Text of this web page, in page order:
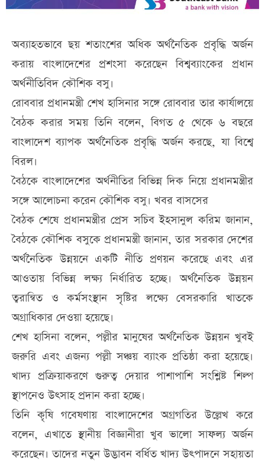
অব্যাহতভাবে ছয় শতাংশের অধিক অর্থনৈতিক প্রবৃদ্ধি অর্জন
করায় বাংলাদেশের প্রশংসা করেছেন বিশ্বব্যাংকের প্রধান
অর্থনীতিবিদ কৌশিক বসু।
রোববার প্রধানমন্ত্রী শেখ হাসিনার সঙ্গে রোববার তার কার্যালয়ে
বৈঠক করার সময় তিনি বলেন, বিগত ৫ থেকে ৬ বছরে
বাংলাদেশ ব্যাপক অর্থনৈতিক প্রবৃদ্ধি অর্জন করছে, যা বিশ্বে
বিরল।
বৈঠকে বাংলাদেশের অর্থনীতির বিভিন্ন দিক নিয়ে প্রধানমন্ত্রীর
সঙ্গে আলোচনা করেন কৌশিক বসু। খবর বাসসের
বৈঠক শেষে প্রধানমন্ত্রীর প্রেস সচিব ইহসানুল করিম জানান,
বৈঠকে কৌশিক বসুকে প্রধানমন্ত্রী জানান, তার সরকার দেশের
অর্থনৈতিক উন্নয়নে একটি নীতি প্রণয়ন করেছে এবং এর
আওতায় বিভিন্ন লক্ষ্য নির্ধারিত হচ্ছে। অর্থনৈতিক উন্নয়ন
ত্বরান্বিত ও কর্মসংস্থান সৃষ্টির লক্ষ্যে বেসরকারি খাতকে
অগ্রাধিকার দেওয়া হয়েছে।
শেখ হাসিনা বলেন, পল্লীর মানুষের অর্থনৈতিক উন্নয়ন খুবই
জরুরি এবং এজন্য পল্লী সঞ্চয় ব্যাংক প্রতিষ্ঠা করা হয়েছে।
খাদ্য প্রক্রিয়াকরণে গুরুত্ব দেয়ার পাশাপাশি সংশ্লিষ্ট শিল্প
স্থাপনেও উৎসাহ প্রদান করা হচ্ছে।
তিনি কৃষি গবেষণায় বাংলাদেশের অগ্রগতির উল্লেখ করে
বলেন, এখাতে স্থানীয় বিজ্ঞানীরা খুব ভালো সাফল্য অর্জন
করেছেন। তাদের নতুন উদ্ভাবন বর্ধিত খাদ্য উৎপাদনে সহায়তা